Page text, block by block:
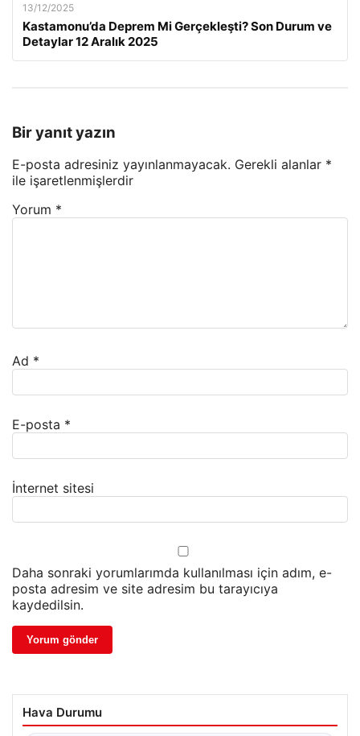
13/12/2025
Kastamonu’da Deprem Mi Gerçekleşti? Son Durum ve
Detaylar 12 Aralık 2025
Bir yanıt yazın
E-posta adresiniz yayınlanmayacak. Gerekli alanlar *
ile işaretlenmişlerdir
Yorum *
Ad *
E-posta *
İnternet sitesi
Daha sonraki yorumlarımda kullanılması için adım, e-
posta adresim ve site adresim bu tarayıcıya
kaydedilsin.
Hava Durumu